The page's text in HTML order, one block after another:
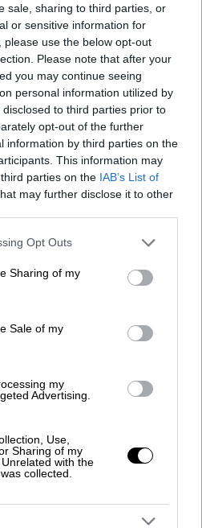
sale, sharing to third parties, or
or sensitive information for
use the below opt-out
Please note that after your
you may continue seeing
personal information utilized by
to third parties prior to
opt-out of the further
information by third parties on the
This information may
parties on the IAB’s List of
may further disclose it to other
app uses one or more Google
behaviour. You may click to
and its third-party tags to
purposes in below Google
Opt Outs
Sharing of my
Sale of my
my
Advertising.
Use,
Sharing of my
with the
collected.
Τραμπ, μόλις 9 ημέρες
επίσημα τη θέση
στον νικητή τον
Τζο Μπάιντεν
της διαδικασίας
Τραμπ έδωσε ο
Τεντ Λιου με
. Συγκεκριμένα ο
ενεργά τον
στη διαδικασία της
για την
την αντίθετη απόφαση
που υποστηρίζουν
μετά τις ταραχές στο
Τετάρτη από τους
We’ve just hit
of the Article of
drafted by Rep
,@RepRaskin
staff.